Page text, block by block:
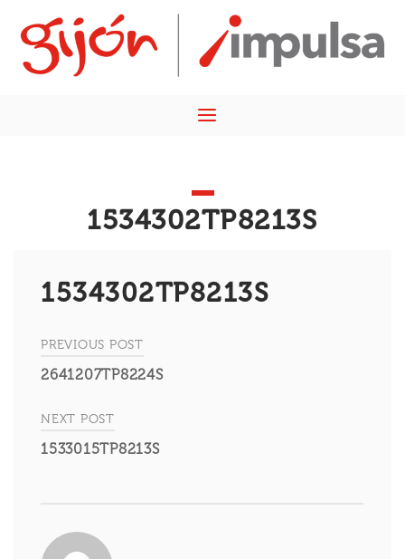
content
Home
Menu
1534302TP8213S
1534302TP8213S
Navegación
entradas
PREVIOUS POST
2641207TP8224S
NEXT POST
1533015TP8213S